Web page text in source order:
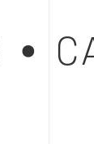
•